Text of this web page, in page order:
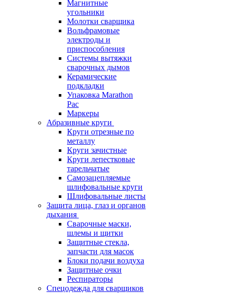
Магнитные
угольники
Молотки сварщика
Вольфрамовые
электроды и
приспособления
Системы вытяжки
сварочных дымов
Керамические
подкладки
Упаковка Marathon
Pac
Маркеры
Абразивные круги
Круги отрезные по
металлу
Круги зачистные
Круги лепестковые
тарельчатые
Самозацепляемые
шлифовальные круги
Шлифовальные листы
Защита лица, глаз и органов
дыхания
Сварочные маски,
шлемы и щитки
Защитные стекла,
запчасти для масок
Блоки подачи воздуха
Защитные очки
Респираторы
Спецодежда для сварщиков